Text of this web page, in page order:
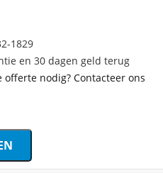
1829
en 30 dagen geld terug
nodig? Contacteer ons